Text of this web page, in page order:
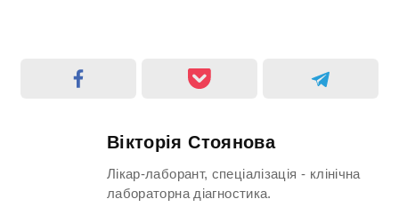
Вікторія Стоянова
Лікар-лаборант, спеціалізація - клінічна
лабораторна діагностика.